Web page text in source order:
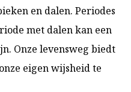
en dalen. Periodes
met dalen kan een
Onze levensweg biedt
eigen wijsheid te